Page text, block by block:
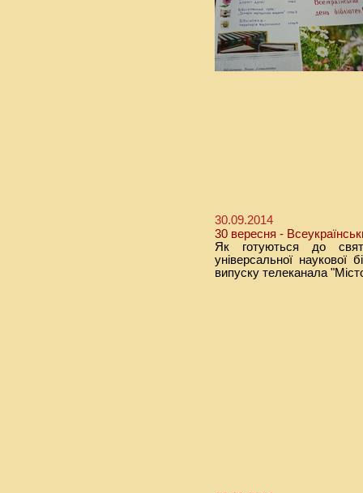
30.09.2014
30 вересня -
Як готуються до свята
універсальної наукової
випуску телеканала